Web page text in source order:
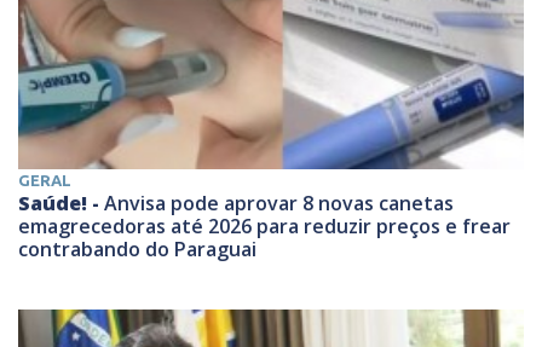
GERAL
Saúde! - Anvisa pode aprovar 8 novas canetas
emagrecedoras até 2026 para reduzir preços e frear
contrabando do Paraguai